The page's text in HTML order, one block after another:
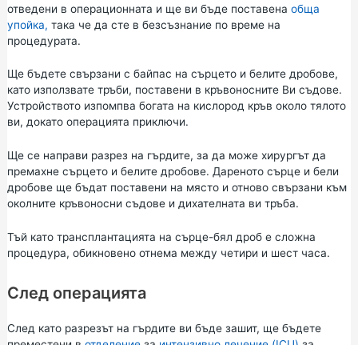
отведени в операционната и ще ви бъде поставена обща
упойка, така че да сте в безсъзнание по време на
процедурата.
Ще бъдете свързани с байпас на сърцето и белите дробове,
като използвате тръби, поставени в кръвоносните Ви съдове.
Устройството изпомпва богата на кислород кръв около тялото
ви, докато операцията приключи.
Ще се направи разрез на гърдите, за да може хирургът да
премахне сърцето и белите дробове. Дареното сърце и бели
дробове ще бъдат поставени на място и отново свързани към
околните кръвоносни съдове и дихателната ви тръба.
Тъй като трансплантацията на сърце-бял дроб е сложна
процедура, обикновено отнема между четири и шест часа.
След операцията
След като разрезът на гърдите ви бъде зашит, ще бъдете